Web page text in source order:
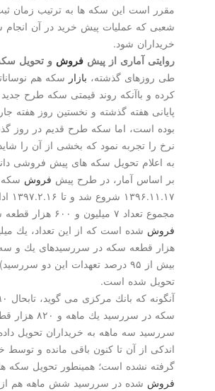
این سكه ها به ترتیب زمان ثبت نام، در همان
عملیات پیش خرید در آن انجام شده، تحویل
آماری از پیش فروش و تحویل سكه
گذشته، بازارسكه هم نوساناتی را تجربه
باآنكه روند قیمتی سكه طرح جدید طی روزهای
هفته گذشته و نخستین روز هفته جاری، كاهشی
اما سكه طرح قدیم در روز گذشته، افزایش
تجربه نمود كه بخشی از آن را شاید بتوان واكنش
تحویل سكه های پیش فروشی دانست.
آمار، در طرح پیشفروشسكه كه از
۱۳۹۶.۱۱.۱۷ شروع شد و تا ۱۳۹۷.۲.۱۶ ادامه داشت، در
شده است كه از این تعداد، یك میلیون و ۶۱۰
قطعه سكه در سررسیدهای یك و سه ماهه (معادل
بیش از ۹۵ درصد تعهدات این دو سررسید) به متقاضیان
شده است.
آنگونه كه بانك مركزی می گوید، تابحال ۷۹۰ هزار قطعه
سكه در سررسید یك ماهه و ۸۲۰ هزار قطعه سكه در
سه ماهه به خریداران تحویل داده كه تعداد
از آن تا كنون باقی مانده و توسط خریداران تحویل
نشده است؛ همینطور تحویل سكه های پیش
شده در سررسید شش ماهه هم از امروز آغاز